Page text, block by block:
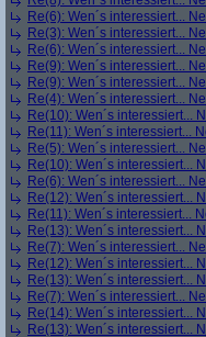
Re(6): Wen´s interessiert...
Re(3): Wen´s interessiert...
Re(6): Wen´s interessiert...
Re(9): Wen´s interessiert...
Re(9): Wen´s interessiert...
Re(4): Wen´s interessiert...
Re(10): Wen´s interessiert...
Re(11): Wen´s interessiert...
Re(5): Wen´s interessiert...
Re(10): Wen´s interessiert...
Re(6): Wen´s interessiert...
Re(12): Wen´s interessiert...
Re(11): Wen´s interessiert...
Re(13): Wen´s interessiert...
Re(7): Wen´s interessiert...
Re(12): Wen´s interessiert...
Re(13): Wen´s interessiert...
Re(7): Wen´s interessiert...
Re(14): Wen´s interessiert...
Re(13): Wen´s interessiert...